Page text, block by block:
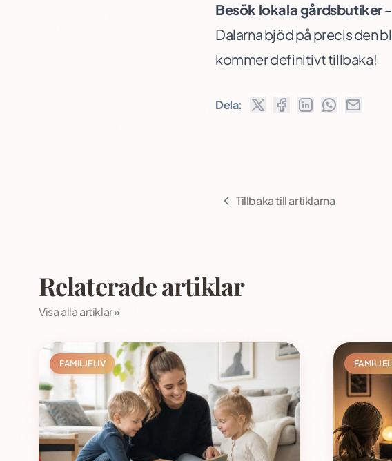
Besök lokala gårdsbutiker
Dalarna bjöd på precis den
kommer definitivt tillbaka!
Dela:
Tillbaka till artiklarna
Relaterade artiklar
Visa alla artiklar »
FAMILJELIV